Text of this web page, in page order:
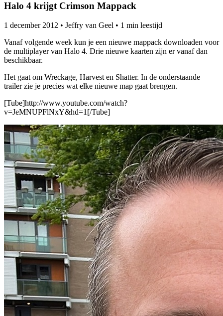
Halo 4 krijgt Crimson Mappack
1 december 2012 • Jeffry van Geel • 1 min leestijd
Vanaf volgende week kun je een nieuwe mappack downloaden voor
de multiplayer van Halo 4. Drie nieuwe kaarten zijn er vanaf dan
beschikbaar.
Het gaat om Wreckage, Harvest en Shatter. In de onderstaande
trailer zie je precies wat elke nieuwe map gaat brengen.
[Tube]http://www.youtube.com/watch?
v=JeMNUPFlNxY&hd=1[/Tube]